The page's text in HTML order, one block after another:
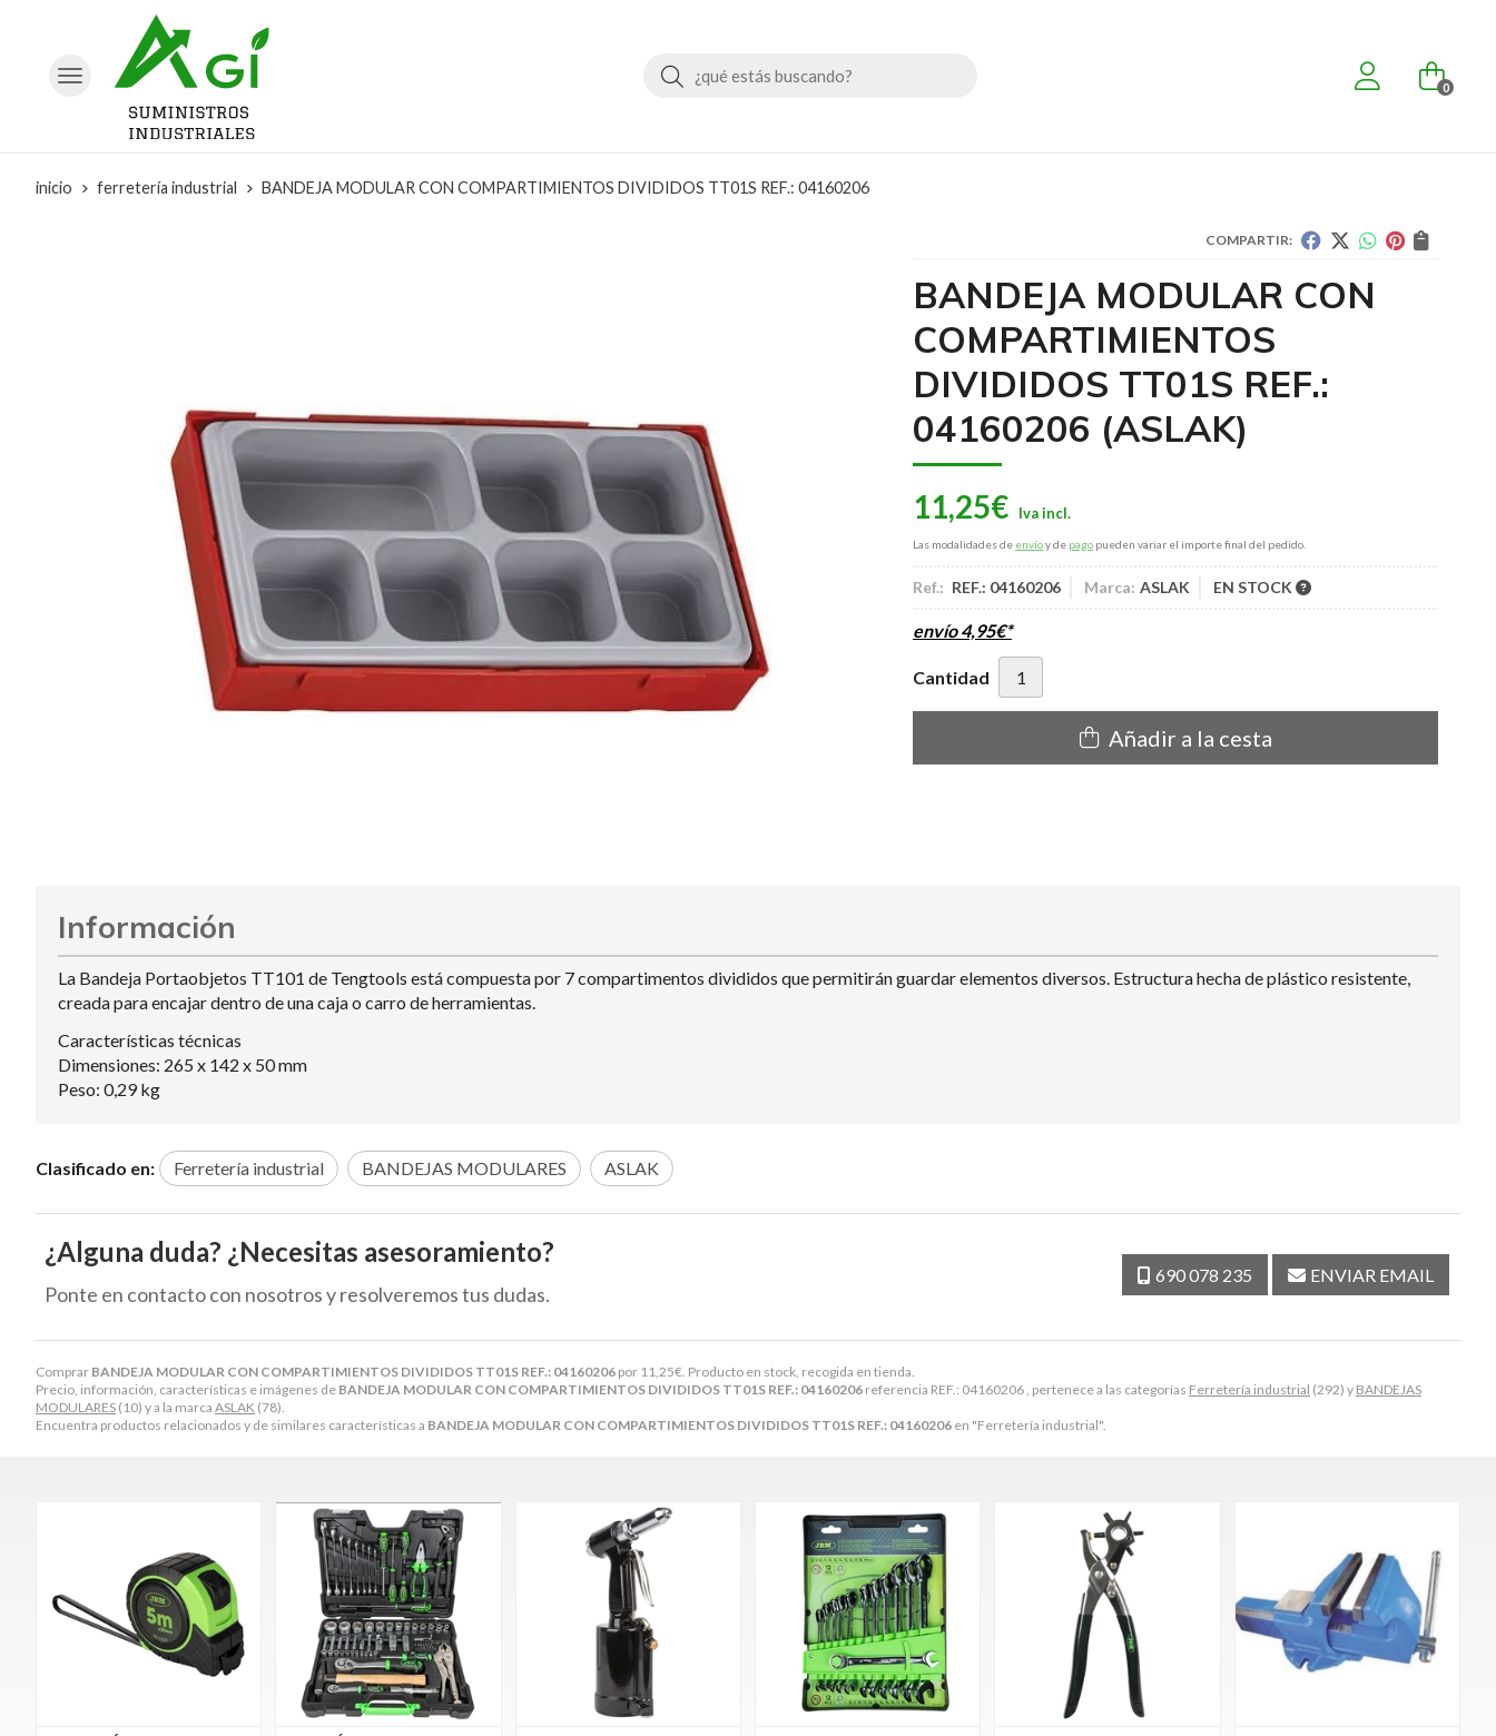
Buscar 0
inicio ferretería industrial BANDEJA MODULAR CON COMPARTIMIENTOS DIVIDIDOS TT01S REF.: 04160206
COMPARTIR:
BANDEJA MODULAR CON
COMPARTIMIENTOS
DIVIDIDOS TT01S REF.:
04160206 (ASLAK)
11,25€
Las modalidades de envíoy de pago pueden variar el importe final del pedido.
Ref.: REF.: 04160206 Marca: ASLAK EN STOCK
envío4,95€*
Cantidad
Añadir a la cesta
Comprar BANDEJA MODULAR CON COMPARTIMIENTOS DIVIDIDOS TT01S REF.: 04160206 por 11,25€ . Producto en stock, recogida en tienda.
Precio, información, características e imágenes de BANDEJA MODULAR CON COMPARTIMIENTOS DIVIDIDOS TT01S REF.: 04160206 referencia REF.: 04160206 , pertenece a las categorías Ferretería industrial (292) y BANDEJAS
MODULARES (10) y a la marca ASLAK (78).
Encuentra productos relacionados y de similares características a BANDEJA MODULAR CON COMPARTIMIENTOS DIVIDIDOS TT01S REF.: 04160206 en "Ferretería industrial".
Información
La Bandeja Portaobjetos TT101 de Tengtools está compuesta por 7 compartimentos divididos que permitirán guardar elementos diversos. Estructura hecha de plástico resistente,
creada para encajar dentro de una caja o carro de herramientas.
Características técnicas
Dimensiones: 265 x 142 x 50 mm
Peso: 0,29 kg
Clasificado en: Ferretería industrial BANDEJAS MODULARES ASLAK
¿Alguna duda? ¿Necesitas asesoramiento?
Ponte en contacto con nosotros y resolveremos tus dudas.
690 078 235 ENVIAR EMAIL